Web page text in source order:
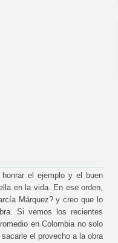
el ejemplo y el buen
en la vida. En ese orden,
Márquez? y creo que lo
Si vemos los recientes
en Colombia no solo
el provecho a la obra